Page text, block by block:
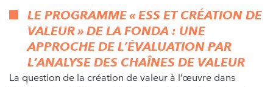
LE PROGRAMME « ESS ET CRÉATION DE
VALEUR » DE LA FONDA : UNE
APPROCHE DE L’ÉVALUATION PAR
L’ANALYSE DES CHAÎNES DE VALEUR
La question de la création de valeur à l’œuvre dans